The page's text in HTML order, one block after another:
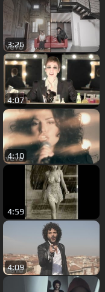
3:26
4:07
4:10
4:59
4:09